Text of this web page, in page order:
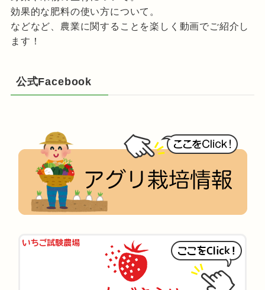
効果的な肥料の使い方について。
などなど、農業に関することを楽しく動画でご紹介し
ます！
公式Facebook